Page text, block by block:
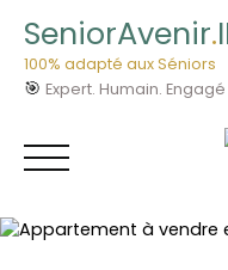
SeniorAvenir.
100% adapté aux Séniors
🎯 Expert. Humain.